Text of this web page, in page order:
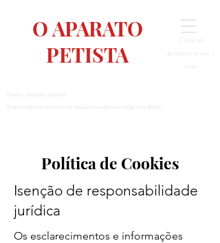
O APARATO
PETISTA
Política de Cookies
Isenção de responsabilidade
jurídica
Os esclarecimentos e informações